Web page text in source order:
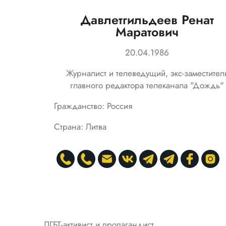
Давлетгильдеев Ренат
Маратович
20.04.1986
Журналист и телеведущий, экс-
главного редактора телеканала "Дождь"
Гражданство: Россия
Страна: Литва